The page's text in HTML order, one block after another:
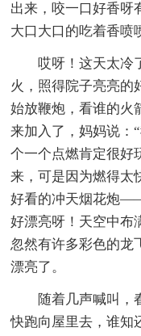
出来，咬一口好香
大口大口的吃着香喷
哎呀！这天太冷
火，照得院子亮亮的
始放鞭炮，看谁的火
来加入了，妈妈说：
个一个点燃肯定很好
来，可是因为燃得太
好看的冲天烟花炮
好漂亮呀！天空中布
忽然有许多彩色的龙
漂亮了。
随着几声喊叫，
快跑向屋里去，谁知